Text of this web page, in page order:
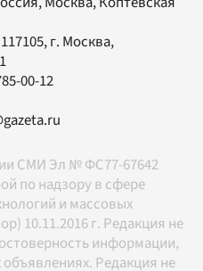
117105, г. Москва,
00-12
СМИ Эл № ФС77-67642
по надзору в сфере
и массовых
10.11.2016 г. Редакция не
информации,
Редакция не